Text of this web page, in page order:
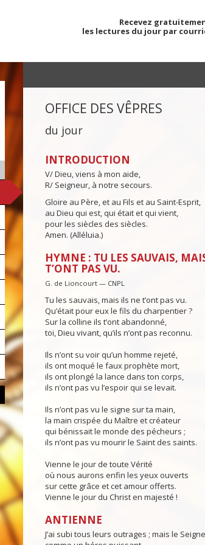
Recevez
les lectures du jour par
OFFICE DES VÊPRES
du jour
INTRODUCTION
V/ Dieu, viens à mon aide,
R/ Seigneur, à notre secours.
Gloire au Père, et au Fils et au Saint-Esprit,
au Dieu qui est, qui était et qui vient,
pour les siècles des siècles.
Amen. (Alléluia.)
HYMNE : TU LES SAUVAIS,
T’ONT PAS VU.
G. de Lioncourt — CNPL
Tu les sauvais, mais ils ne t’ont pas vu.
Qu’était pour eux le fils du charpentier ?
Sur la colline ils t’ont abandonné,
toi, Dieu vivant, qu’ils n’ont pas reconnu.
Ils n’ont su voir qu’un homme rejeté,
ils ont moqué le faux prophète mort,
ils ont plongé la lance dans ton corps,
ils n’ont pas vu l’espoir qui se levait.
Ils n’ont pas vu le signe sur ta main,
la main crispée du Maître et créateur
qui bénissait le monde des pécheurs ;
ils n’ont pas vu mourir le Saint des saints.
Vienne le jour de toute Vérité
où nous aurons enfin les yeux ouverts
sur cette grâce et cet amour offerts.
Vienne le jour du Christ en majesté !
ANTIENNE
J’ai subi tous leurs outrages ; mais le